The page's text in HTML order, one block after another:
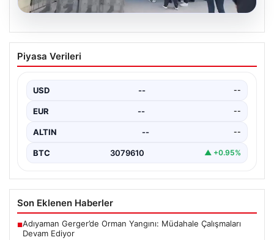
Avcılar Belediyesi’ne operasyon. 12
şüpheli gözaltına alındı
Piyasa Verileri
USD -- --
EUR -- --
ALTIN -- --
BTC 3079610 ▲ +0.95%
Son Eklenen Haberler
■Adıyaman Gerger’de Orman Yangını: Müdahale Çalışmaları
Devam Ediyor